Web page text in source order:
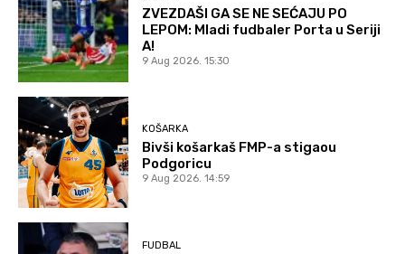
ZVEZDAŠI GA SE NE SEĆAJU PO
LEPOM: Mladi fudbaler Porta u Seriji
A!
9 Aug 2026. 15:30
KOŠARKA
Bivši košarkaš FMP-a stigaou
Podgoricu
9 Aug 2026. 14:59
FUDBAL